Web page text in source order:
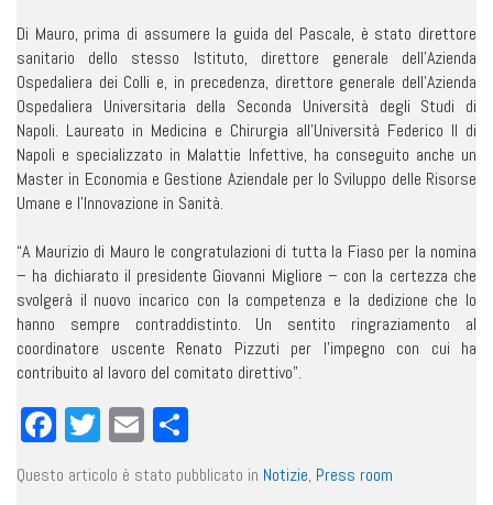
Di Mauro, prima di assumere la guida del Pascale, è stato direttore
sanitario dello stesso Istituto, direttore generale dell’Azienda
Ospedaliera dei Colli e, in precedenza, direttore generale dell’Azienda
Ospedaliera Universitaria della Seconda Università degli Studi di
Napoli. Laureato in Medicina e Chirurgia all’Università Federico II di
Napoli e specializzato in Malattie Infettive, ha conseguito anche un
Master in Economia e Gestione Aziendale per lo Sviluppo delle Risorse
Umane e l’Innovazione in Sanità.
“A Maurizio di Mauro le congratulazioni di tutta la Fiaso per la nomina
– ha dichiarato il presidente Giovanni Migliore – con la certezza che
svolgerà il nuovo incarico con la competenza e la dedizione che lo
hanno sempre contraddistinto. Un sentito ringraziamento al
coordinatore uscente Renato Pizzuti per l’impegno con cui ha
contribuito al lavoro del comitato direttivo”.
Facebook
Twitter
Email
Questo articolo è stato pubblicato in Notizie, Press room